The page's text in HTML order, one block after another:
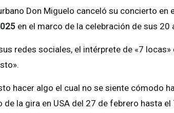
Don Miguelo canceló su concierto en
en el marco de la celebración de sus
redes sociales, el intérprete de «7
hacer algo el cual no se siente cómodo
la gira en USA del 27 de febrero hasta